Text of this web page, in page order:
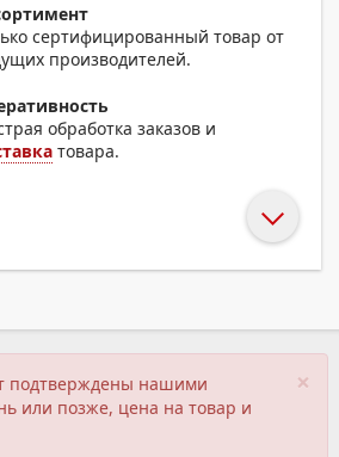
сертифицированный товар от
производителей.
обработка заказов и
товара.
×
подтверждены нашими
или позже, цена на товар и